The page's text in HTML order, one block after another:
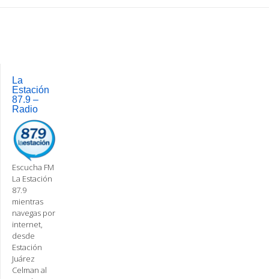
La
Estación
87.9 –
Radio
Escucha FM
La Estación
87.9
mientras
navegas por
internet,
desde
Estación
Juárez
Celman al